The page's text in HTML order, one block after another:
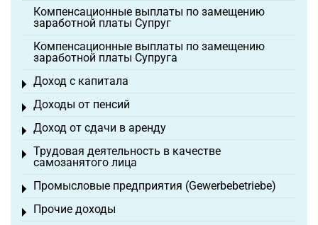
Компенсационные выплаты по замещению
заработной платы Супруг
Компенсационные выплаты по замещению
заработной платы Супруга
Доход с капитала
Toggle menu
Доходы от пенсий
Toggle menu
Доход от сдачи в аренду
Toggle menu
Трудовая деятельность в качестве
самозанятого лица
Toggle menu
Промысловые предприятия (Gewerbebetriebe)
Toggle menu
Прочие доходы
Toggle menu